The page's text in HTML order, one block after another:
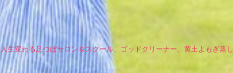
人生変わる足つぼサロン＆スクール、ゴッドクリーナー、黄土よもぎ蒸し